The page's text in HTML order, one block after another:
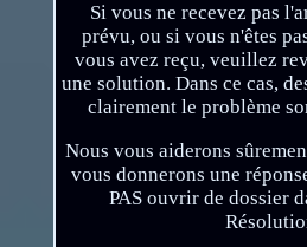
Si vous ne recevez pas
prévu, ou si vous n'êtes
vous avez reçu, veuillez
une solution. Dans ce cas,
clairement le problème
Nous vous aiderons
vous donnerons une
PAS ouvrir de dossier